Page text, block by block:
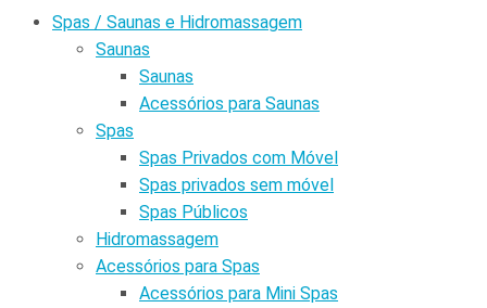
Spas / Saunas e Hidromassagem
Saunas
Saunas
Acessórios para Saunas
Spas
Spas Privados com Móvel
Spas privados sem móvel
Spas Públicos
Hidromassagem
Acessórios para Spas
Acessórios para Mini Spas